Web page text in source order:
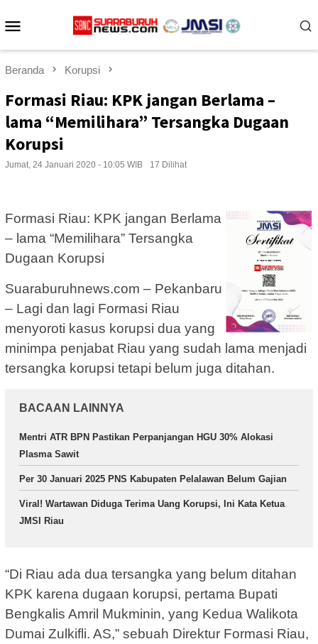
ke
Beranda Korupsi
Formasi Riau: KPK jangan Berlama –
lama “Memilihara” Tersangka Dugaan
Korupsi
Jumat, 24 Januari 2020 - 10:05 WIB 17 Dilihat
Formasi Riau: KPK jangan Berlama
– lama “Memilihara” Tersangka
Dugaan Korupsi
Suaraburuhnews.com – Pekanbaru
– Lagi dan lagi Formasi Riau
menyoroti kasus korupsi dua yang
minimpa penjabat Riau yang sudah lama menjadi
tersangka korupsi tetapi belum juga ditahan.
BACAAN LAINNYA
Mentri ATR BPN Pastikan Perpanjangan HGU 30% Alokasi
Plasma Sawit
Per 30 Januari 2025 PNS Kabupaten Pelalawan Belum Gajian
Viral! Wartawan Diduga Terima Uang Korupsi, Ini Kata Ketua
JMSI Riau
“Di Riau ada dua tersangka yang belum ditahan
KPK karena dugaan korupsi, pertama Bupati
Bengkalis Amril Mukminin, yang Kedua Walikota
Dumai Zulkifli. AS,” sebuah Direktur Formasi Riau,